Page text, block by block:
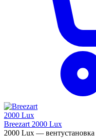
Breezart 2000 Lux
2000 Lux — вентустановка